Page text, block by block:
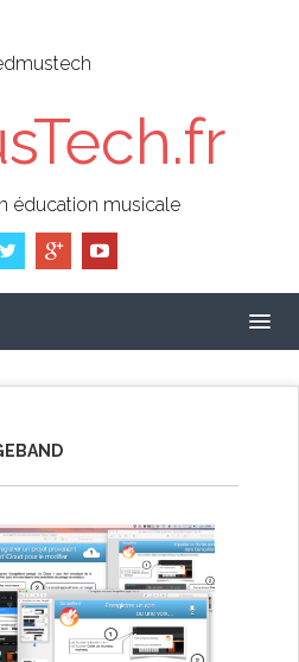
éducation musicale